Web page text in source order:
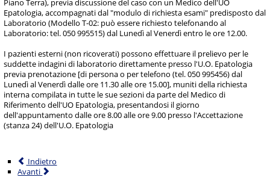
Piano Terra), previa discussione del caso con un Medico dell'UO
Epatologia, accompagnati dal "modulo di richiesta esami" predisposto dal
Laboratorio (Modello T-02: può essere richiesto telefonando al
Laboratorio: tel. 050 995515) dal Lunedì al Venerdì entro le ore 12.00.
I pazienti esterni (non ricoverati) possono effettuare il prelievo per le
suddette indagini di laboratorio direttamente presso l'U.O. Epatologia
previa prenotazione [di persona o per telefono (tel. 050 995456) dal
Lunedì al Venerdì dalle ore 11.30 alle ore 15.00], muniti della richiesta
interna compilata in tutte le sue sezioni da parte del Medico di
Riferimento dell'UO Epatologia, presentandosi il giorno
dell'appuntamento dalle ore 8.00 alle ore 9.00 presso l'Accettazione
(stanza 24) dell'U.O. Epatologia
Indietro
Avanti